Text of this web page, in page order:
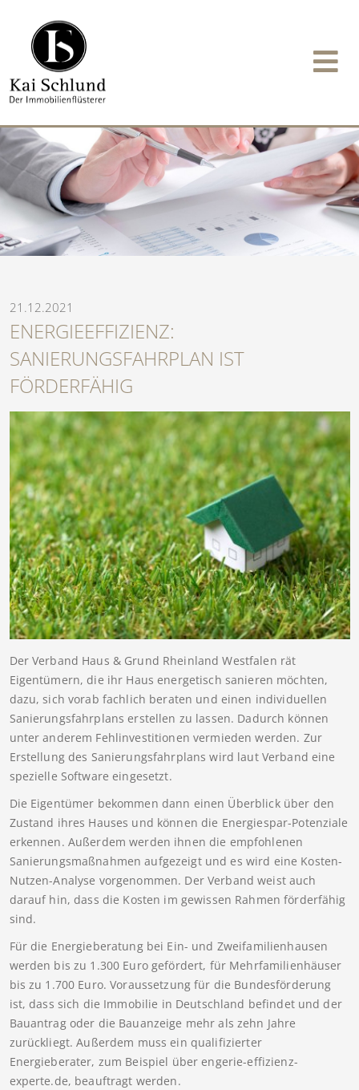
21.12.2021
ENERGIEEFFIZIENZ:
SANIERUNGSFAHRPLAN IST
FÖRDERFÄHIG
Der Verband Haus & Grund Rheinland Westfalen rät
Eigentümern, die ihr Haus energetisch sanieren möchten,
dazu, sich vorab fachlich beraten und einen individuellen
Sanierungsfahrplans erstellen zu lassen. Dadurch können
unter anderem Fehlinvestitionen vermieden werden. Zur
Erstellung des Sanierungsfahrplans wird laut Verband eine
spezielle Software eingesetzt.
Die Eigentümer bekommen dann einen Überblick über den
Zustand ihres Hauses und können die Energiespar-Potenziale
erkennen. Außerdem werden ihnen die empfohlenen
Sanierungsmaßnahmen aufgezeigt und es wird eine Kosten-
Nutzen-Analyse vorgenommen. Der Verband weist auch
darauf hin, dass die Kosten im gewissen Rahmen förderfähig
sind.
Für die Energieberatung bei Ein- und Zweifamilienhausen
werden bis zu 1.300 Euro gefördert, für Mehrfamilienhäuser
bis zu 1.700 Euro. Voraussetzung für die Bundesförderung
ist, dass sich die Immobilie in Deutschland befindet und der
Bauantrag oder die Bauanzeige mehr als zehn Jahre
zurückliegt. Außerdem muss ein qualifizierter
Energieberater, zum Beispiel über engerie-effizienz-
experte.de, beauftragt werden.